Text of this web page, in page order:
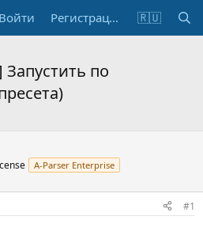
Войти Регистрация 🇷🇺
Запустить по
A-Parser Enterprise
#1